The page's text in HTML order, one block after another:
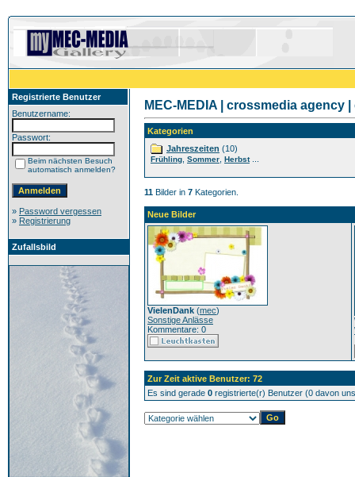
Registrierte Benutzer
Benutzername:
Passwort:
Beim nächsten Besuch
automatisch anmelden?
» Password vergessen
» Registrierung
Zufallsbild
MEC-MEDIA | crossmedia
Kategorien
Jahreszeiten (10)
Frühling Sommer Herbst...
11 Bilder in 7 Kategorien.
Neue Bilder
VielenDank (mec)
Sonstige Anlässe
Kommentare: 0
Zur Zeit aktive Benutzer: 72
Es sind gerade 0 registrierte(r) Benutzer (0 davon